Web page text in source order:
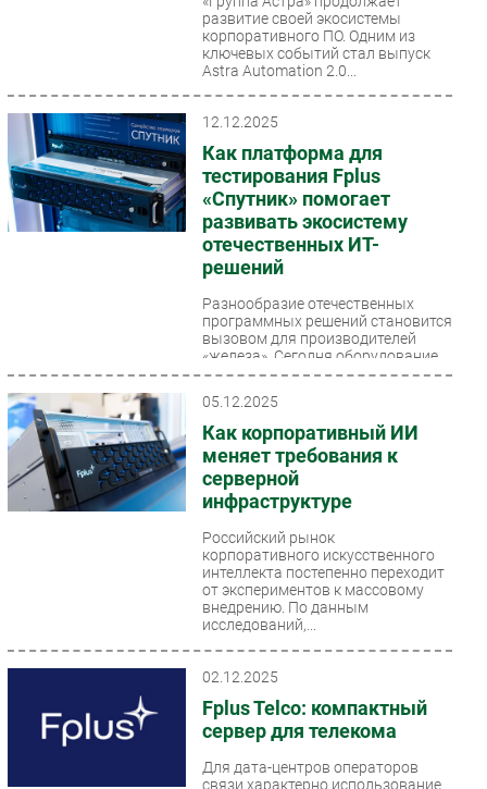
развитие своей экосистемы
корпоративного ПО. Одним из
ключевых событий стал выпуск
Astra Automation 2.0...
12.12.2025
Как платформа для
тестирования Fplus
«Спутник» помогает
развивать экосистему
отечественных ИТ-
решений
Разнообразие отечественных
программных решений становится
вызовом для производителей
«железа». Сегодня оборудование
должно поддерживать...
05.12.2025
Как корпоративный ИИ
меняет требования к
серверной
инфраструктуре
Российский рынок
корпоративного искусственного
интеллекта постепенно переходит
от экспериментов к массовому
внедрению. По данным
исследований,...
02.12.2025
Fplus Telco: компактный
сервер для телекома
Для дата-центров операторов
связи характерно использование